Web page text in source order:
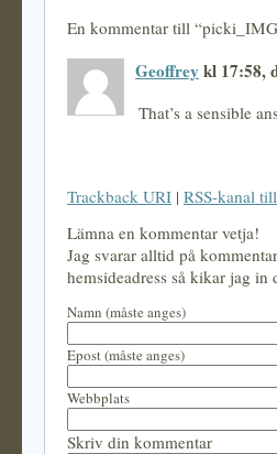
En kommentar till
Geoffrey kl 17:58,
That’s a sensible
Trackback URI | RSS-kanal
Lämna en kommentar vetja!
Jag svarar alltid på
hemsideadress så kikar jag in
Namn (måste anges)
Epost (måste anges)
Webbplats
Skriv din kommentar